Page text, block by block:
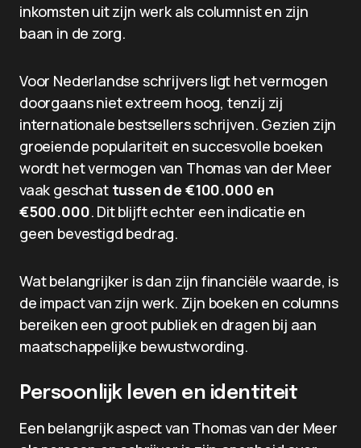
inkomsten uit zijn werk als columnist en zijn
baan in de zorg.
Voor Nederlandse schrijvers ligt het vermogen
doorgaans niet extreem hoog, tenzij zij
internationale bestsellers schrijven. Gezien zijn
groeiende populariteit en succesvolle boeken
wordt het vermogen van Thomas van der Meer
vaak geschat tussen de €100.000 en
€500.000. Dit blijft echter een indicatie en
geen bevestigd bedrag.
Wat belangrijker is dan zijn financiële waarde, is
de impact van zijn werk. Zijn boeken en columns
bereiken een groot publiek en dragen bij aan
maatschappelijke bewustwording.
Persoonlijk leven en identiteit
Een belangrijk aspect van Thomas van der Meer